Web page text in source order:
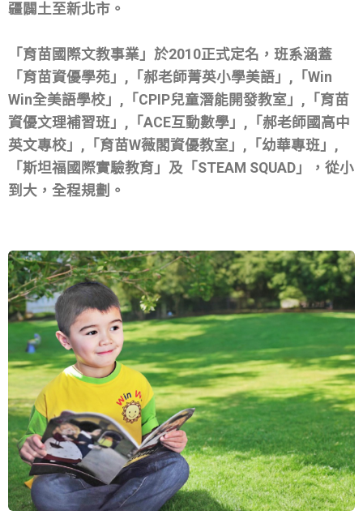
疆闢土至新北市。
「育苗國際文教事業」於2010正式定名，班系涵蓋
「育苗資優學苑」,「郝老師菁英小學美語」,「Win
Win全美語學校」,「CPIP兒童潛能開發教室」,「育苗
資優文理補習班」,「ACE互動數學」,「郝老師國高中
英文專校」,「育苗W薇閣資優教室」,「幼華專班」,
「斯坦福國際實驗教育」及「STEAM SQUAD」，從小
到大，全程規劃。